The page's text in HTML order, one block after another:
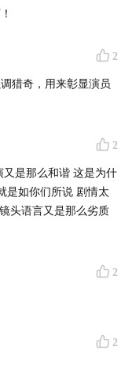
the respect?
film—
means
fluff
delivers
2
猎奇，用来彰显演员
2
是那么和谐 这是为什
是如你们所说 剧情太
头语言又是那么劣质
2
2